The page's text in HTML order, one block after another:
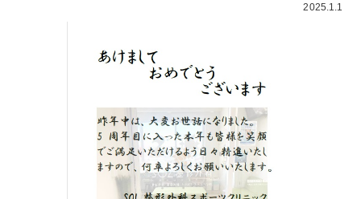
2025.1.1